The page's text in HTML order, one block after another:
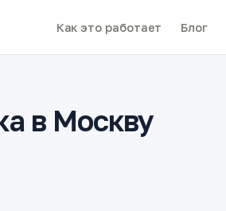
Как это работает Блог
в Москву